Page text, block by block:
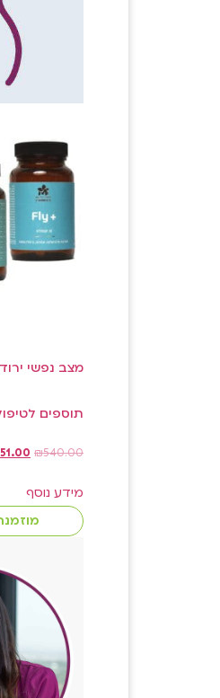
מצב נפשי
תוספים
₪540.00
מידע נוסף